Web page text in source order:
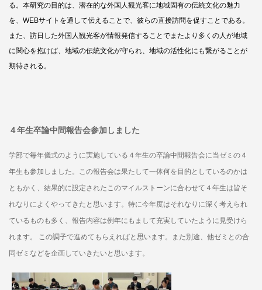
る。本研究の目的は、潜在的な外国人観光客に地域固有の伝統文化の魅力
を、WEBサイトを通して伝えることで、彼らの直接訪問を促すことである。
また、訪日した外国人観光客が情報発信することでまたより多くの人が地域
に関心を抱けば、地域の伝統文化が守られ、地域の活性化にも繋がることが
期待される。
４年生卒論中間報告会参加しました
学部で毎年儀式のように実施している４年生の卒論中間報告会に当ゼミの４
年生も参加しました。この報告会は果たして一体何を目的としているのかは
ともかく、結果的に設定されたこのマイルストーンに合わせて４年生は皆そ
れなりによくやってきたと思います。特に今年度はそれなりに深く考えられ
ているものも多く、報告内容は例年にもまして充実していたように見受けら
れます。 この調子で進めてもらえればと思います。また別途、他ゼミとの合
同ゼミなどを企画していきたいと思います。